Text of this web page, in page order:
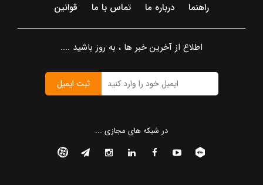
راهنما
درباره ما تماس با ما قوانین
اطلاع از آخرین خبر ها ، به روز باشید ....
ثبت ایمیل
در شبکه های مجازی ...